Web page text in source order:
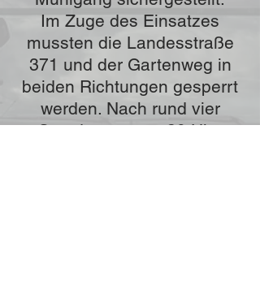
Im Zuge des Einsatzes
mussten die Landesstraße
371 und der Gartenweg in
beiden Richtungen gesperrt
werden. Nach rund vier
Stunden, gegen 20 Uhr,